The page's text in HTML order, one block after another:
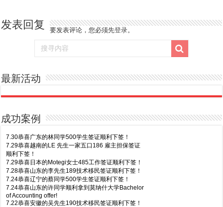
发表回复 要发表评论，您必须先登录。
最新活动
成功案例
7.30恭喜广东的林同学500学生签证顺利下签！
7.29恭喜越南的LE 先生一家五口186 雇主担保签证
顺利下签！
7.29恭喜日本的Motegi女士485工作签证顺利下签！
7.28恭喜山东的李先生189技术移民签证顺利下签！
7.24恭喜辽宁的蔡同学500学生签证顺利下签！
7.24恭喜山东的许同学顺利拿到莫纳什大学Bachelor
of Accounting offer!
7.22恭喜安徽的吴先生190技术移民签证顺利下签！